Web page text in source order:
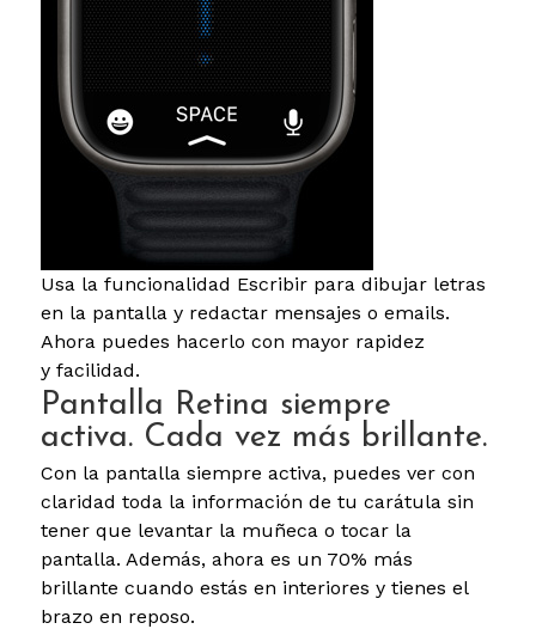
Usa la funcionalidad Escribir para dibujar letras
en la pantalla y redactar mensajes o emails.
Ahora puedes hacerlo con mayor rapidez
y facilidad.
Pantalla Retina siempre
activa. Cada vez más brillante.
Con la pantalla siempre activa, puedes ver con
claridad toda la información de tu carátula sin
tener que levantar la muñeca o tocar la
pantalla. Además, ahora es un 70% más
brillante cuando estás en interiores y tienes el
brazo en reposo.